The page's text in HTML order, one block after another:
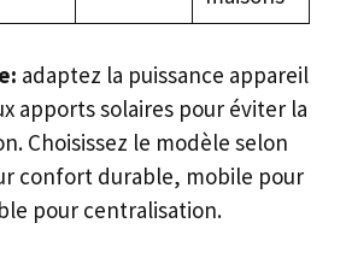
adaptez la puissance appareil
apports solaires pour éviter la
Choisissez le modèle selon
confort durable, mobile pour
pour centralisation.